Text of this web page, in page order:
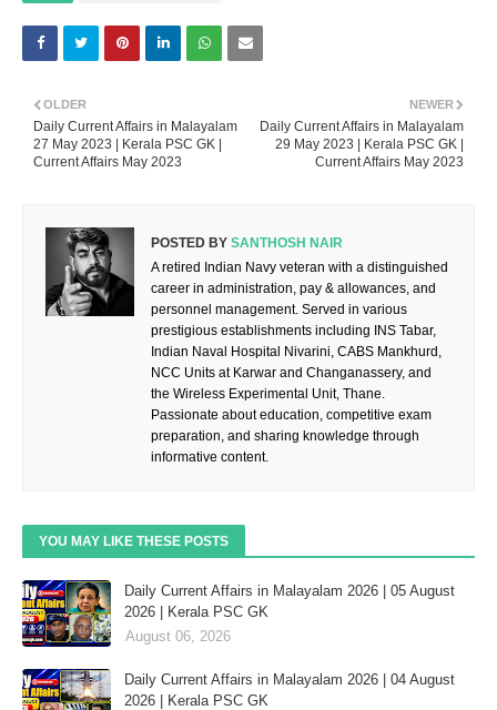
NEWER
Daily Current Affairs in Malayalam
29 May 2023 | Kerala PSC GK |
Current Affairs May 2023
OLDER
Daily Current Affairs in Malayalam
27 May 2023 | Kerala PSC GK |
Current Affairs May 2023
POSTED BY SANTHOSH NAIR
A retired Indian Navy veteran with a distinguished
career in administration, pay & allowances, and
personnel management. Served in various
prestigious establishments including INS Tabar,
Indian Naval Hospital Nivarini, CABS Mankhurd,
NCC Units at Karwar and Changanassery, and
the Wireless Experimental Unit, Thane.
Passionate about education, competitive exam
preparation, and sharing knowledge through
informative content.
YOU MAY LIKE THESE POSTS
Daily Current Affairs in Malayalam 2026 | 05 August
2026 | Kerala PSC GK
August 06, 2026
Daily Current Affairs in Malayalam 2026 | 04 August
2026 | Kerala PSC GK